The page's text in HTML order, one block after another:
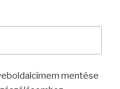
mentése